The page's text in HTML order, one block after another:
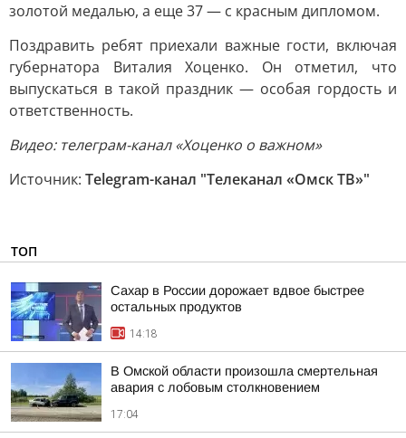
золотой медалью, а еще 37 — с красным дипломом.
Поздравить ребят приехали важные гости, включая
губернатора Виталия Хоценко. Он отметил, что
выпускаться в такой праздник — особая гордость и
ответственность.
Видео: телеграм-канал «Хоценко о важном»
Источник: Telegram-канал "Телеканал «Омск ТВ»"
ТОП
Сахар в России дорожает вдвое быстрее
остальных продуктов
14:18
В Омской области произошла смертельная
авария с лобовым столкновением
17:04